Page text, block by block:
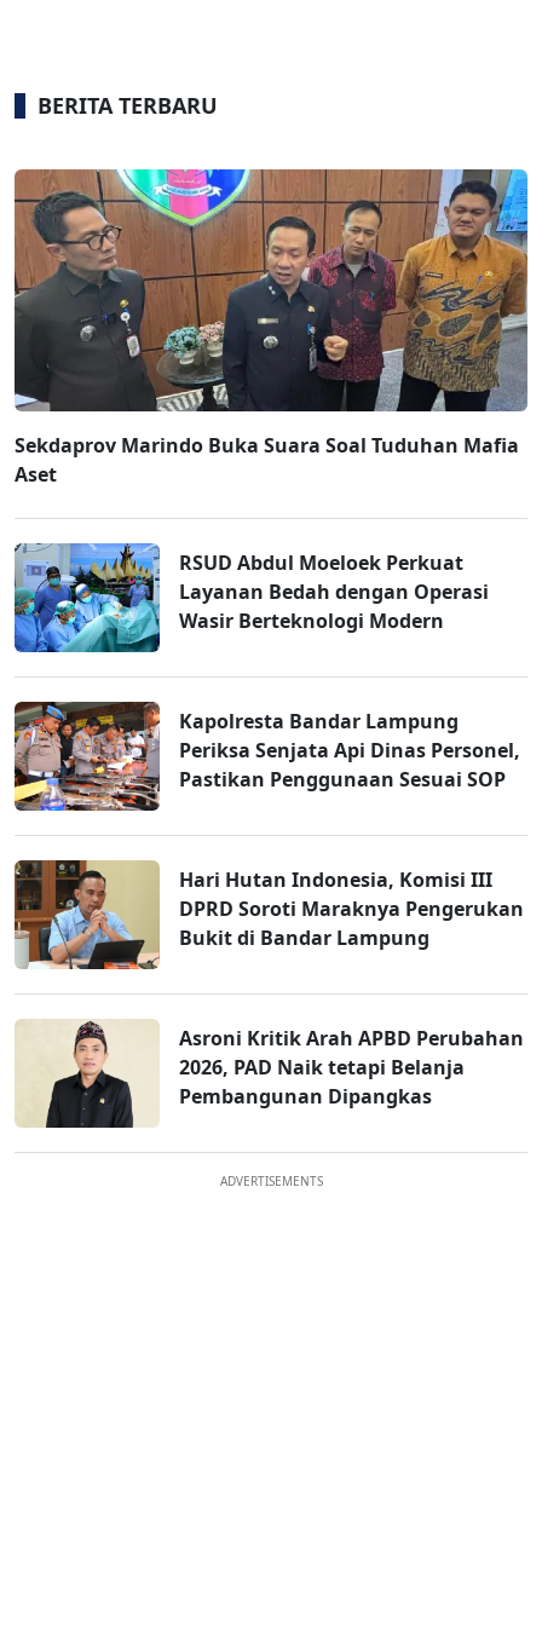
BERITA TERBARU
Sekdaprov Marindo Buka Suara Soal Tuduhan Mafia
Aset
RSUD Abdul Moeloek Perkuat
Layanan Bedah dengan Operasi
Wasir Berteknologi Modern
Kapolresta Bandar Lampung
Periksa Senjata Api Dinas Personel,
Pastikan Penggunaan Sesuai SOP
Hari Hutan Indonesia, Komisi III
DPRD Soroti Maraknya Pengerukan
Bukit di Bandar Lampung
Asroni Kritik Arah APBD Perubahan
2026, PAD Naik tetapi Belanja
Pembangunan Dipangkas
ADVERTISEMENTS